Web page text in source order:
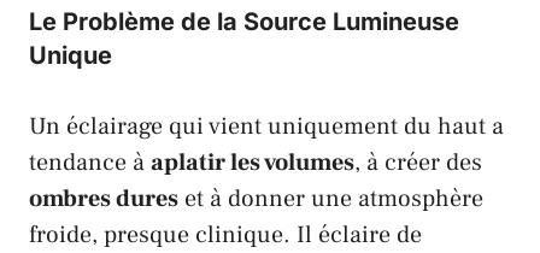
Le Problème de la Source Lumineuse
Unique
Un éclairage qui vient uniquement du haut a
tendance àaplatir les volumes, à créer des
ombres dures et à donner une atmosphère
froide, presque clinique. Il éclaire de